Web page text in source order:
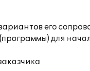
его
для